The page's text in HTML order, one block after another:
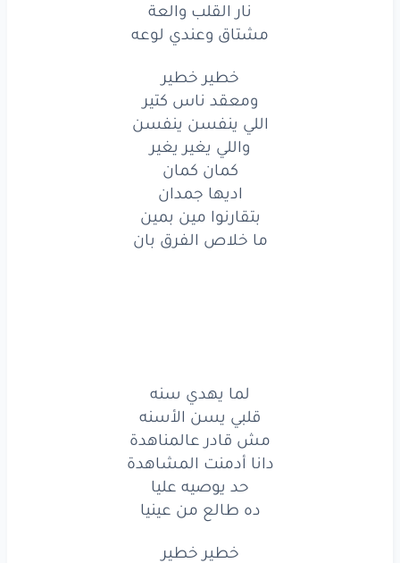
ما نزلشمنهلسه
بركانفي القلبخامد
نارالقلبوالعة
مشتاقوعندي
خطيرخطير
ومعقدناس كتير
اديهاجمدان
بتقارنوامينبمين
ما خلاصالفرق
نار القلب والعة
مشتاق وعندي لوعه
خطير خطير
ومعقد ناس كتير
اللي ينفسن ينفسن
واللي يغير يغير
كمان كمان
اديها جمدان
بتقارنوا مين بمين
ما خلاص الفرق بان
لما يهدي سنه
قلبي يسن الأسنه
مش قادر عالمناهدة
دانا أدمنت المشاهدة
حد يوصيه عليا
ده طالع من عينيا
خطير خطير